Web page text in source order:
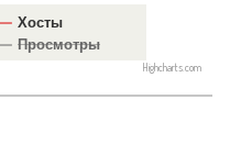
Хосты
Просмотры
Highcharts.com